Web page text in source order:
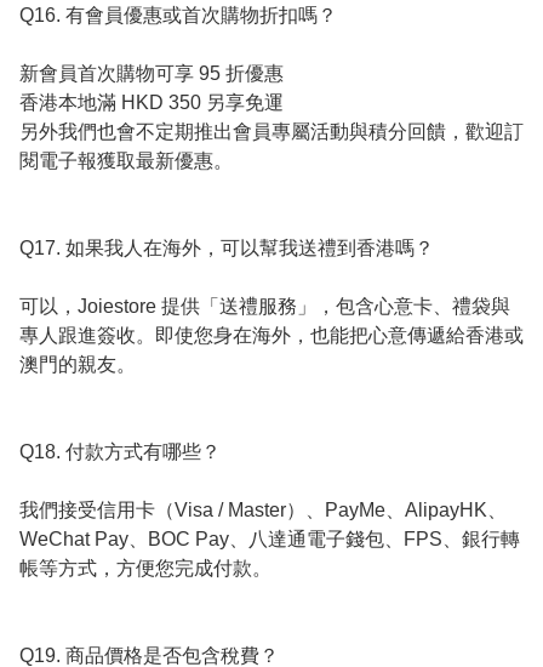
Q16. 有會員優惠或首次購物折扣嗎？
新會員首次購物可享 95 折優惠
香港本地滿 HKD 350 另享免運
另外我們也會不定期推出會員專屬活動與積分回饋，歡迎訂
閱電子報獲取最新優惠。
Q17. 如果我人在海外，可以幫我送禮到香港嗎？
可以，Joiestore 提供「送禮服務」，包含心意卡、禮袋與
專人跟進簽收。即使您身在海外，也能把心意傳遞給香港或
澳門的親友。
Q18. 付款方式有哪些？
我們接受信用卡（Visa / Master）、PayMe、AlipayHK、
WeChat Pay、BOC Pay、八達通電子錢包、FPS、銀行轉
帳等方式，方便您完成付款。
Q19. 商品價格是否包含稅費？